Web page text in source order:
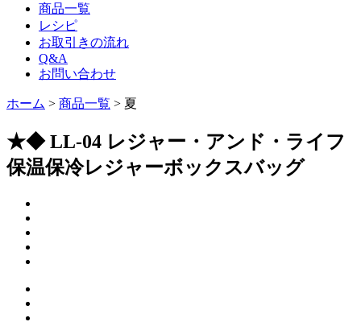
商品一覧
レシピ
お取引きの流れ
Q&A
お問い合わせ
ホーム > 商品一覧 > 夏
★◆ LL-04 レジャー・アンド・ライフ
保温保冷レジャーボックスバッグ